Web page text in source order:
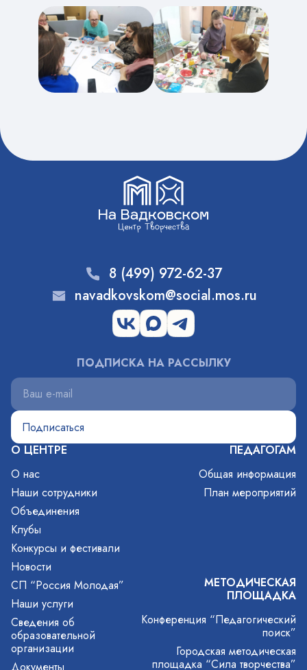
О ЦЕНТРЕ
О нас
Наши сотрудники
Объединения
Клубы
Конкурсы и фестивали
Новости
СП “Россия Молодая”
Наши услуги
Сведения об
образовательной
организации
ПЕДАГОГАМ
Общая информация
План мероприятий
МЕТОДИЧЕСКАЯ
ПЛОЩАДКА
Конференция “Педагогический
поиск”
Городская методическая
площадка “Сила творчества”
8 (499) 972-62-37
navadkovskom@social.mos.ru
ПОДПИСКА НА РАССЫЛКУ